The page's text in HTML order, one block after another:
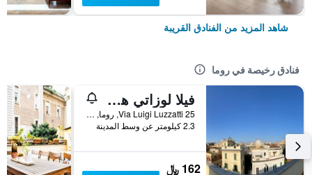
شاهد المزيد من الفنادق القريبة
فنادق رخيصة في روما
فيلا لوزاتي هوستل
25 Via Luigi Luzzatti, روما, إيطاليا
2.3 كيلومتر عن وسط المدينة
162 ﷼